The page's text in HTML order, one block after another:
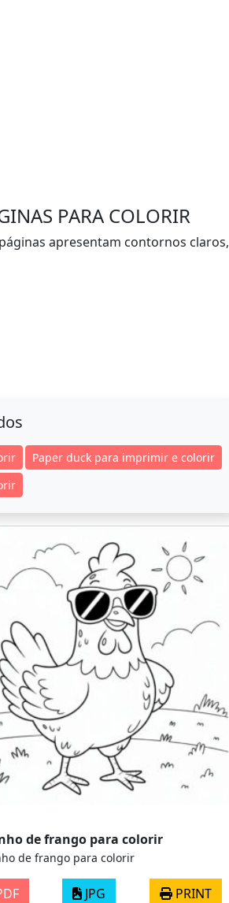
PARA COLORIR
apresentam contornos claros,
Paper duck para imprimir e colorir
de frango para colorir
de frango para colorir
JPG PRINT